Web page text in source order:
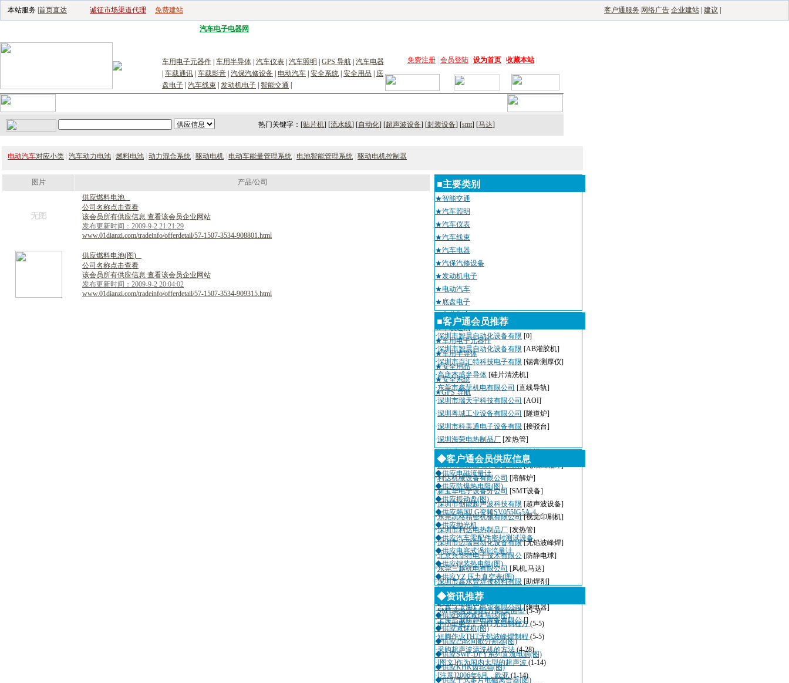
本站服务 | 首页直达 诚征市场渠道代理 免费建站 客户通服务 网络广告 企业建站 建议
汽车电子电器网
车用电子元器件 车用半导体 汽车仪表 汽车照明 GPS 导航 汽车电器
车载通讯 车载影音 汽保汽修设备 电动汽车 安全系统 安全用品
底
盘电子 汽车线束 发动机电子 智能交通
免费注册 会员登陆 设为首页 收藏本站|
热门关键字：[贴片机] [流水线] [自动化] [超声波设备] [封装设备] [smt] [马达]
电动汽车对应小类 汽车动力电池 燃料电池 动力混合系统 驱动电机 电动车能量管理系统 电池智能管理系统 驱动电机控制器
图片 产品/公司
无图
供应燃料电池
公司名称点击查看
该会员所有供应信息 查看该会员企业网站
发布更新时间：2009-9-2 21:21:29
www.01dianzi.com/tradeinfo/offerdetail/57-1507-3534-908801.html
供应燃料电池(图)
公司名称点击查看
该会员所有供应信息 查看该会员企业网站
发布更新时间：2009-9-2 20:04:02
www.01dianzi.com/tradeinfo/offerdetail/57-1507-3534-909315.html
■主要类别
★智能交通
★汽车照明
★汽车仪表
★汽车线束
★汽车电器
★汽保汽修设备
★发动机电子
★电动汽车
★底盘电子
★车载影音
★车载通讯
★车用电子元器件
★车用半导体
★安全用品
★安全系统
★GPS 导航
■客户通会员推荐
·深圳市智晨自动化设备有限 [0]
·深圳市智晨自动化设备有限 [AB灌胶机]
·深圳市百汇特科技电子有限 [锡膏测厚仪]
·高唐杰盛半导体 [硅片清洗机]
·东莞市鑫菲机电有限公司 [直线导轨]
·深圳市瑞天宇科技有限公司 [AOI]
·深圳粤城工业设备有限公司 [隧道炉]
·深圳市科美通电子设备有限 [接驳台]
·深圳海荣电热制品厂 [发热管]
深圳千山利科技有限公司 [回流焊]
·深圳市吉康达电子设备有限 [无铅回流焊]
·利达机械设备有限公司 [溶解炉]
·新宝华电子设备分公司 [SMT设备]
·深圳市创能超声波科技有限 [超声波设备]
·东莞凯格精密机械有限公司 [视觉印刷机]
·深圳市利达电热制品厂 [发热管]
·深圳市迈瑞自动化设备有限 [无铅波峰焊]
·北京兴华特电子技术有限公 [防静电球]
·东莞三越机电有限公司 [风机,马达]
·深圳市鑫永豐焊接材料有限 [助焊剂]
·上海克迪迈机电设备有限公
·吉鑫（上海）商贸有限公司 [继电器]
·上海三威防静电装备有限公 []
◆客户通会员供应信息
◆供应电磁流量计
◆供应防爆热电阻(图)
◆供应振动盘(图)
◆供应韩国LG变频SV055IG5A-4
◆供应抛光机
◆供应汽车零配件密封测试设备
◆供应电容式涡街流量计
◆供应铠装热电阻(图)
◆供应YZ 压力真空表(图)
◆标准链条(图)
◆通信电缆(图)
◆供应齿轮减速马达(图)
◆供应减速机(图)
◆供应凸轮间歇分割器(图)
◆供应SWP-DFY系列直流电源(图)
◆供应KHK齿轮箱(图)
◆供应干式多片电磁离合器(图)
◆资讯推荐
·SMT实验室制程方案(桌面型(5-5)
·中小型电子厂THT无铅制程方 (5-5)
·短脚作业THT无铅波峰焊制程 (5-5)
·采购超声波清洗机的方法(4-28)
·[图文]作为国内大型的超声波 (1-14)
·[注意]2006年6月，欧亚(1-14)